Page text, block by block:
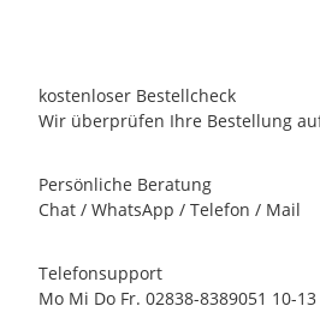
kostenloser Bestellcheck
Wir überprüfen Ihre Bestellung
Persönliche Beratung
Chat / WhatsApp / Telefon / Mail
Telefonsupport
Mo Mi Do Fr. 02838-8389051 10-